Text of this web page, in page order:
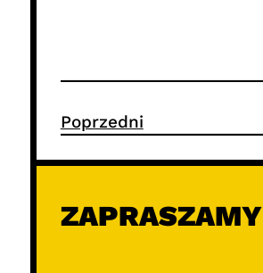
Poprzedni
ZAPRASZAMY